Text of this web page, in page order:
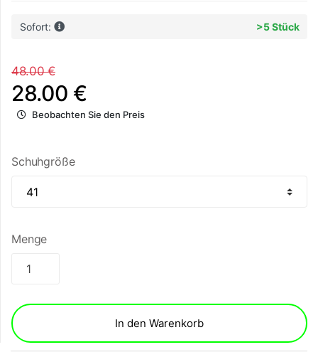
Sofort: >5 Stück
48.00 €
28.00 €
Beobachten Sie den Preis
Schuhgröße
Menge
In den Warenkorb